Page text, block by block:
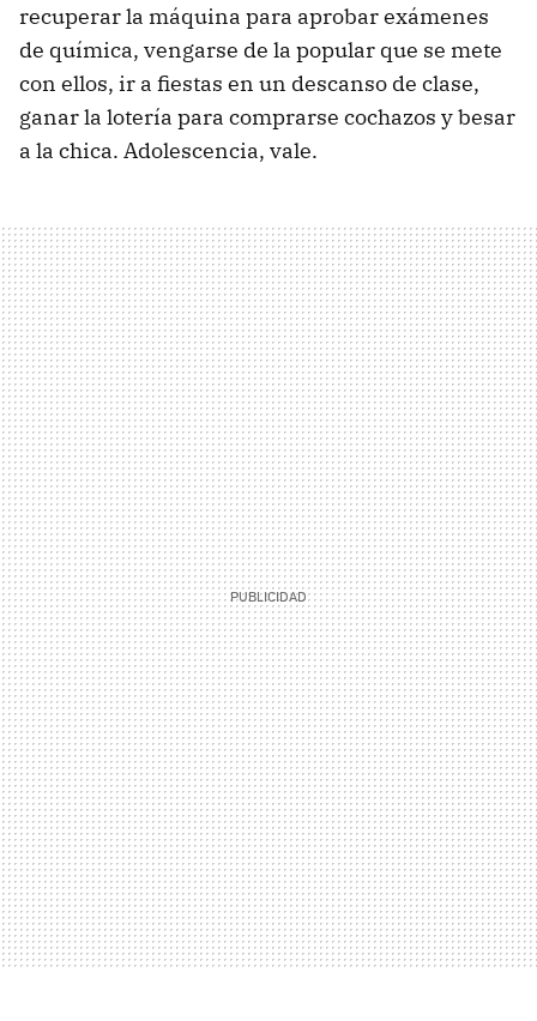
recuperar la máquina para aprobar exámenes
de química, vengarse de la popular que se mete
con ellos, ir a fiestas en un descanso de clase,
ganar la lotería para comprarse cochazos y besar
a la chica. Adolescencia, vale.